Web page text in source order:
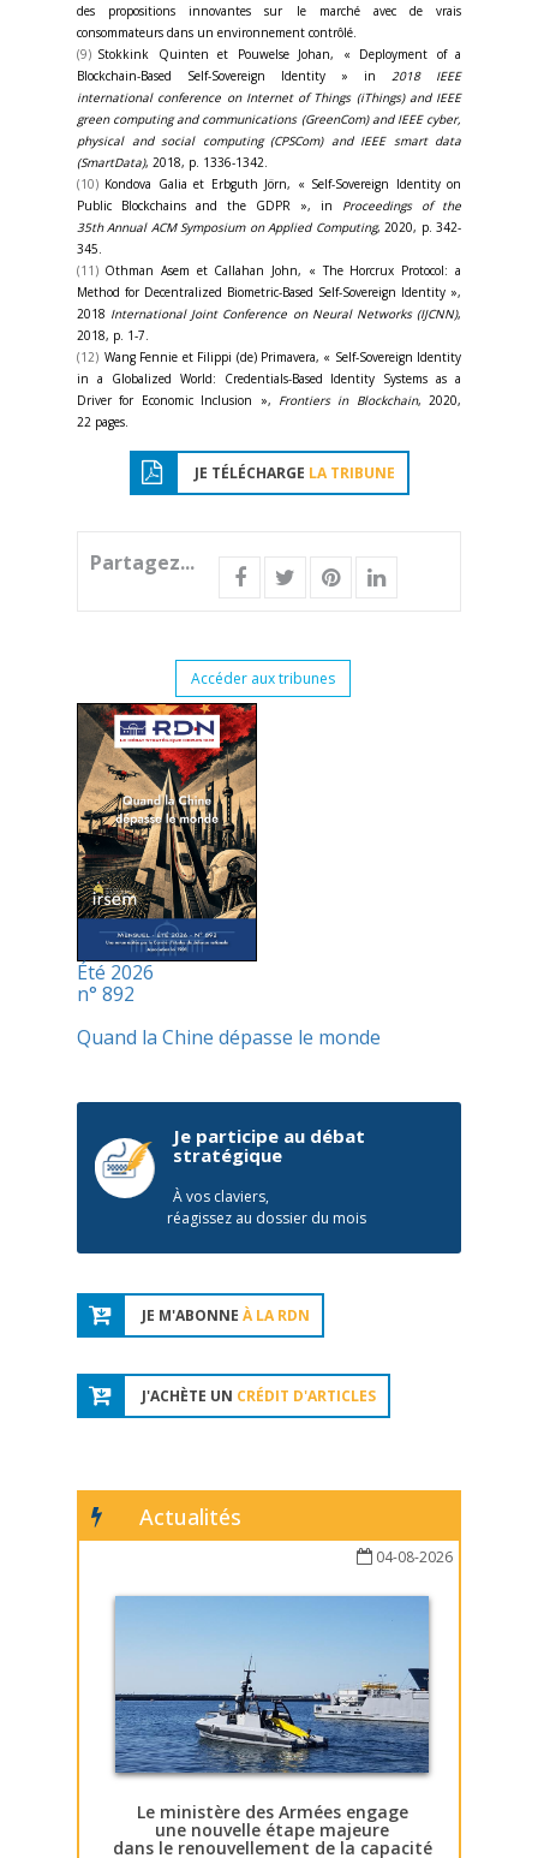
des propositions innovantes sur le marché avec de vrais
consommateurs dans un environnement contrôlé.
(9) Stokkink Quinten et Pouwelse Johan, « Deployment of a
Blockchain-Based Self-Sovereign Identity » in 2018 IEEE
international conference on Internet of Things (iThings) and IEEE
green computing and communications (GreenCom) and IEEE cyber,
physical and social computing (CPSCom) and IEEE smart data
(SmartData), 2018, p. 1336-1342.
(10) Kondova Galia et Erbguth Jörn, « Self-Sovereign Identity on
Public Blockchains and the GDPR », in Proceedings of the
35th Annual ACM Symposium on Applied Computing, 2020, p. 342-
345.
(11) Othman Asem et Callahan John, « The Horcrux Protocol: a
Method for Decentralized Biometric-Based Self-Sovereign Identity »,
2018 International Joint Conference on Neural Networks (IJCNN),
2018, p. 1-7.
(12) Wang Fennie et Filippi (de) Primavera, « Self-Sovereign Identity
in a Globalized World: Credentials-Based Identity Systems as a
Driver for Economic Inclusion », Frontiers in Blockchain, 2020,
22 pages.
JE TÉLÉCHARGE LA TRIBUNE
Partagez...
Accéder aux tribunes
Été 2026
n° 892
Quand la Chine dépasse le monde
Je participe au débat
stratégique
À vos claviers,
réagissez au dossier du mois
JE M'ABONNE À LA RDN
J'ACHÈTE UN CRÉDIT D'ARTICLES
Actualités
04-08-2026
Le ministère des Armées engage
une nouvelle étape majeure
dans le renouvellement de la capacité